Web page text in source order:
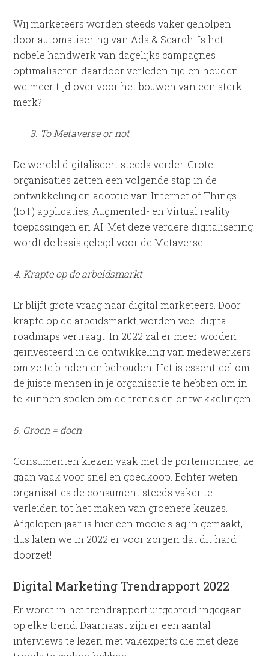
Wij marketeers worden steeds vaker geholpen
door automatisering van Ads & Search. Is het
nobele handwerk van dagelijks campagnes
optimaliseren daardoor verleden tijd en houden
we meer tijd over voor het bouwen van een sterk
merk?
3. To Metaverse or not
De wereld digitaliseert steeds verder. Grote
organisaties zetten een volgende stap in de
ontwikkeling en adoptie van Internet of Things
(IoT) applicaties, Augmented- en Virtual reality
toepassingen en AI. Met deze verdere digitalisering
wordt de basis gelegd voor de Metaverse.
4. Krapte op de arbeidsmarkt
Er blijft grote vraag naar digital marketeers. Door
krapte op de arbeidsmarkt worden veel digital
roadmaps vertraagt. In 2022 zal er meer worden
geïnvesteerd in de ontwikkeling van medewerkers
om ze te binden en behouden. Het is essentieel om
de juiste mensen in je organisatie te hebben om in
te kunnen spelen om de trends en ontwikkelingen.
5. Groen = doen
Consumenten kiezen vaak met de portemonnee, ze
gaan vaak voor snel en goedkoop. Echter weten
organisaties de consument steeds vaker te
verleiden tot het maken van groenere keuzes.
Afgelopen jaar is hier een mooie slag in gemaakt,
dus laten we in 2022 er voor zorgen dat dit hard
doorzet!
Digital Marketing Trendrapport 2022
Er wordt in het trendrapport uitgebreid ingegaan
op elke trend. Daarnaast zijn er een aantal
interviews te lezen met vakexperts die met deze